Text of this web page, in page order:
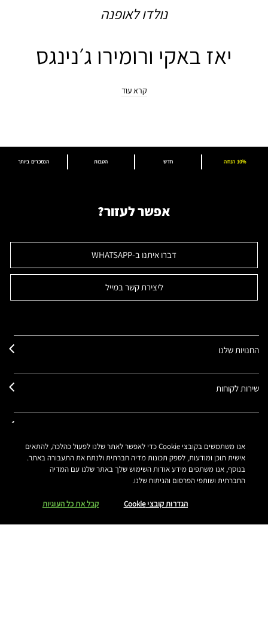
נולדו לאופנה
יאז באקי ורומירו ג׳נינגס
קרא עוד
הנמכרים ביותר הטבות חדש 10% הנחה
אפשר לעזור?
דברו איתנו ב-WHATSAPP
ליצירת קשר במייל
החנויות שלנו
שירות לקוחות
החשבון שלך
התחברי
אנו משתמשים בקובצי Cookie כדי לאפשר לאתר שלנו לפעול כהלכה, להתאים
אישית תוכן ומודעות, לספק תכונות מדיה חברתית ולנתח את התעבורה באתר.
בנוסף, אנו משתפים מידע אודות השימוש שלך באתר שלנו עם המדיה
החברתית ושותפי הפרסום והניתוח שלנו.
הגדרות קובצי Cookie קבל את כל העוגיות